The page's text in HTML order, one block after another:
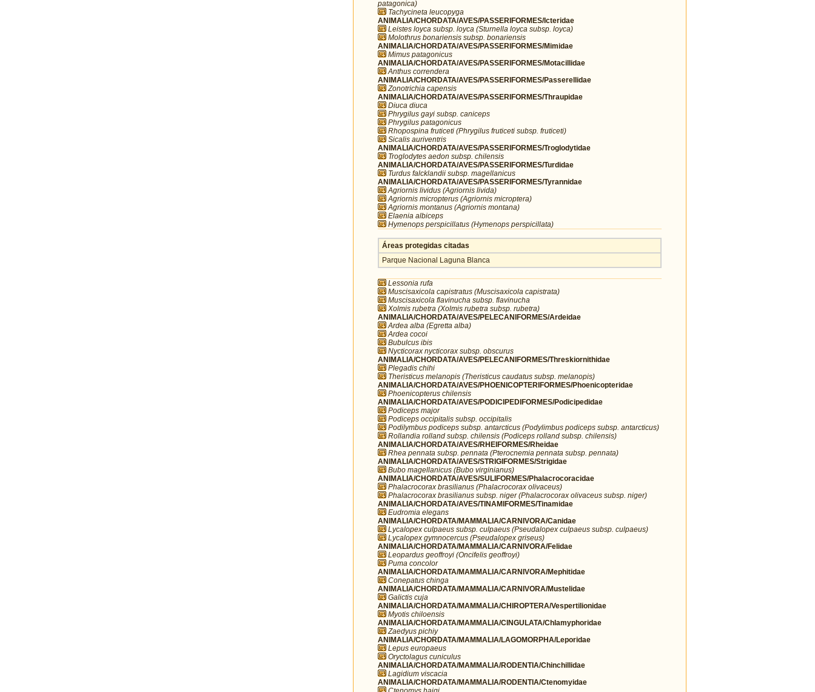
patagonica)
Tachycineta leucopyga
ANIMALIA/CHORDATA/AVES/PASSERIFORMES/Icteridae
Leistes loyca subsp. loyca (Sturnella loyca subsp. loyca)
Molothrus bonariensis subsp. bonariensis
ANIMALIA/CHORDATA/AVES/PASSERIFORMES/Mimidae
Mimus patagonicus
ANIMALIA/CHORDATA/AVES/PASSERIFORMES/Motacillidae
Anthus correndera
ANIMALIA/CHORDATA/AVES/PASSERIFORMES/Passerellidae
Zonotrichia capensis
ANIMALIA/CHORDATA/AVES/PASSERIFORMES/Thraupidae
Diuca diuca
Phrygilus gayi subsp. caniceps
Phrygilus patagonicus
Rhopospina fruticeti (Phrygilus fruticeti subsp. fruticeti)
Sicalis auriventris
ANIMALIA/CHORDATA/AVES/PASSERIFORMES/Troglodytidae
Troglodytes aedon subsp. chilensis
ANIMALIA/CHORDATA/AVES/PASSERIFORMES/Turdidae
Turdus falcklandii subsp. magellanicus
ANIMALIA/CHORDATA/AVES/PASSERIFORMES/Tyrannidae
Agriornis lividus (Agriornis livida)
Agriornis micropterus (Agriornis microptera)
Agriornis montanus (Agriornis montana)
Elaenia albiceps
Hymenops perspicillatus (Hymenops perspicillata)
Áreas protegidas citadas
Parque Nacional Laguna Blanca
Lessonia rufa
Muscisaxicola capistratus (Muscisaxicola capistrata)
Muscisaxicola flavinucha subsp. flavinucha
Xolmis rubetra (Xolmis rubetra subsp. rubetra)
ANIMALIA/CHORDATA/AVES/PELECANIFORMES/Ardeidae
Ardea alba (Egretta alba)
Ardea cocoi
Bubulcus ibis
Nycticorax nycticorax subsp. obscurus
ANIMALIA/CHORDATA/AVES/PELECANIFORMES/Threskiornithidae
Plegadis chihi
Theristicus melanopis (Theristicus caudatus subsp. melanopis)
ANIMALIA/CHORDATA/AVES/PHOENICOPTERIFORMES/Phoenicopteridae
Phoenicopterus chilensis
ANIMALIA/CHORDATA/AVES/PODICIPEDIFORMES/Podicipedidae
Podiceps major
Podiceps occipitalis subsp. occipitalis
Podilymbus podiceps subsp. antarcticus (Podylimbus podiceps subsp. antarcticus)
Rollandia rolland subsp. chilensis (Podiceps rolland subsp. chilensis)
ANIMALIA/CHORDATA/AVES/RHEIFORMES/Rheidae
Rhea pennata subsp. pennata (Pterocnemia pennata subsp. pennata)
ANIMALIA/CHORDATA/AVES/STRIGIFORMES/Strigidae
Bubo magellanicus (Bubo virginianus)
ANIMALIA/CHORDATA/AVES/SULIFORMES/Phalacrocoracidae
Phalacrocorax brasilianus (Phalacrocorax olivaceus)
Phalacrocorax brasilianus subsp. niger (Phalacrocorax olivaceus subsp. niger)
ANIMALIA/CHORDATA/AVES/TINAMIFORMES/Tinamidae
Eudromia elegans
ANIMALIA/CHORDATA/MAMMALIA/CARNIVORA/Canidae
Lycalopex culpaeus subsp. culpaeus (Pseudalopex culpaeus subsp. culpaeus)
Lycalopex gymnocercus (Pseudalopex griseus)
ANIMALIA/CHORDATA/MAMMALIA/CARNIVORA/Felidae
Leopardus geoffroyi (Oncifelis geoffroyi)
Puma concolor
ANIMALIA/CHORDATA/MAMMALIA/CARNIVORA/Mephitidae
Conepatus chinga
ANIMALIA/CHORDATA/MAMMALIA/CARNIVORA/Mustelidae
Galictis cuja
ANIMALIA/CHORDATA/MAMMALIA/CHIROPTERA/Vespertilionidae
Myotis chiloensis
ANIMALIA/CHORDATA/MAMMALIA/CINGULATA/Chlamyphoridae
Zaedyus pichiy
ANIMALIA/CHORDATA/MAMMALIA/LAGOMORPHA/Leporidae
Lepus europaeus
Oryctolagus cuniculus
ANIMALIA/CHORDATA/MAMMALIA/RODENTIA/Chinchillidae
Lagidium viscacia
ANIMALIA/CHORDATA/MAMMALIA/RODENTIA/Ctenomyidae